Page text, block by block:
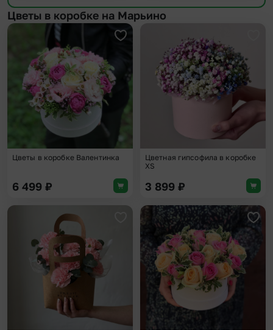
Цветы в коробке на Марьино
Добавить в избранное
Цветы в коробке Валентинка
6 499 ₽
Цветная гипсофила в коробке
XS
3 899 ₽
Добавить в избранное